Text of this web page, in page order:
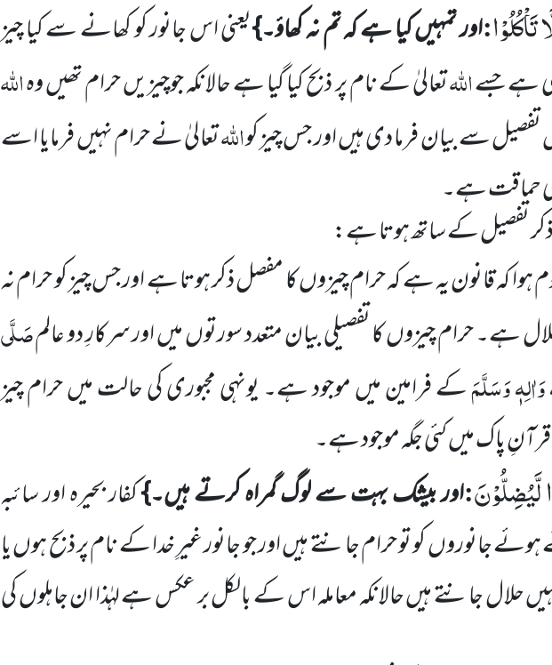
:اور تمہیں کیا ہے کہ تم نہ کھاؤ۔}یعنی اس جانور کو کھانے سے کیا چیز
ہے جسےاللہتعالیٰ کے نام پر ذبح کیا گیا ہے حالانکہ جوچیزیں حرام تھیں وہاللہ
تفصیل سے بیان فرما دی ہیں اور جس چیز کواللہتعالیٰ نے حرام نہیں فرمایا اسے
حماقت ہے۔
تفصیل کے ساتھ ہوتا ہے:
کہ قانون یہ ہے کہ حرام چیزوں کا مفصل ذکر ہوتا ہے اور جس چیز کو حرام نہ
ہے۔ حرام چیزوں کا تفصیلی بیان متعدد سورتوں میں اور سرکارِ دو عالمصَلَّی
وَاٰلِہٖ وَسَلَّمَکے فرامین میں موجود ہے۔یونہی مجبوری کی حالت میں حرام چیز
پاک میں کئی جگہ موجود ہے۔
لَّیُضِلُّوْنَ:اور بیشک بہت سے لوگگمراہ کرتے ہیں۔}کفار بحیرہ اور سائبہ
ہوئےجانوروںکو تو حرام جانتے ہیں اور جو جانور غیرِ خدا کے نام پر ذبح ہوں یا
حلال جانتے ہیں حالانکہ معاملہ اس کے بالکل بر عکس ہے لہٰذا ان جاہلوں کی